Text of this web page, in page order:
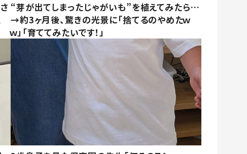
“芽が出てしまったじゃがいも”を植えてみたら…
→約3ヶ月後、驚きの光景に「捨てるのやめたｗ
ｗ」「育ててみたいです！」